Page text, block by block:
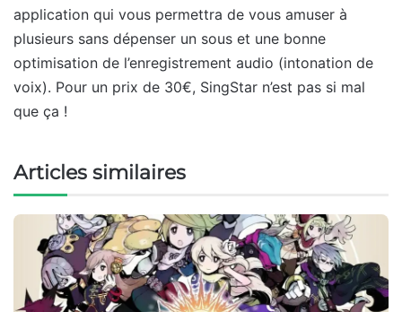
application qui vous permettra de vous amuser à
plusieurs sans dépenser un sous et une bonne
optimisation de l’enregistrement audio (intonation de
voix). Pour un prix de 30€, SingStar n’est pas si mal
que ça !
Articles similaires